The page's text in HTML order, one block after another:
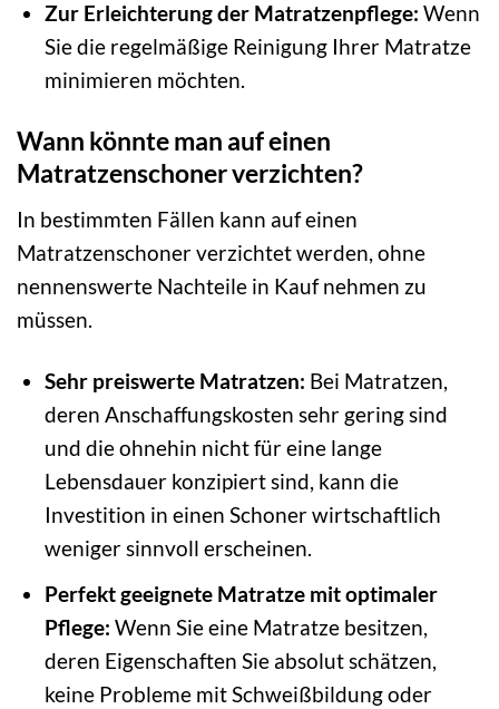
Zur Erleichterung der Matratzenpflege: Wenn
Sie die regelmäßige Reinigung Ihrer Matratze
minimieren möchten.
Wann könnte man auf einen
Matratzenschoner verzichten?
In bestimmten Fällen kann auf einen
Matratzenschoner verzichtet werden, ohne
nennenswerte Nachteile in Kauf nehmen zu
müssen.
Sehr preiswerte Matratzen: Bei Matratzen,
deren Anschaffungskosten sehr gering sind
und die ohnehin nicht für eine lange
Lebensdauer konzipiert sind, kann die
Investition in einen Schoner wirtschaftlich
weniger sinnvoll erscheinen.
Perfekt geeignete Matratze mit optimaler
Pflege: Wenn Sie eine Matratze besitzen,
deren Eigenschaften Sie absolut schätzen,
keine Probleme mit Schweißbildung oder